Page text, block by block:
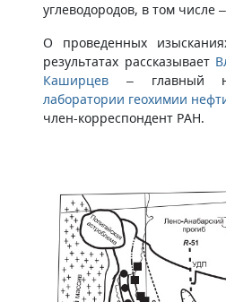
углеводородов, в том числе
О проведенных
результатах рассказывает
Каширцев – главный
лаборатории геохимии
член-корреспондент РАН.